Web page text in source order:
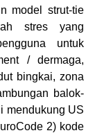
model strut-tie
stres yang
untuk
/ dermaga,
bingkai, zona
balok-
mendukung US
2) kode